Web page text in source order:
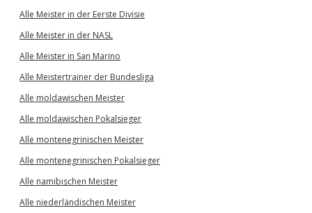
Alle Meister in der Eerste Divisie
Alle Meister in der NASL
Alle Meister in San Marino
Alle Meistertrainer der Bundesliga
Alle moldawischen Meister
Alle moldawischen Pokalsieger
Alle montenegrinischen Meister
Alle montenegrinischen Pokalsieger
Alle namibischen Meister
Alle niederländischen Meister